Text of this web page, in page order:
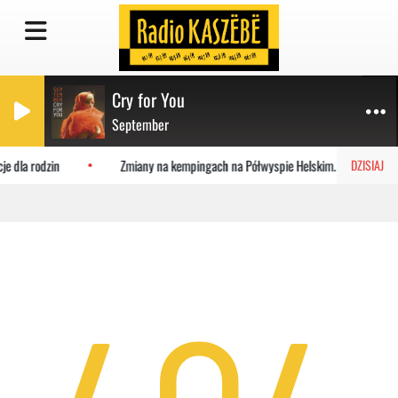
Cry for You
September
DZISIAJ
dla rodzin Zmiany na kempingach na Półwyspie Helskim. Powstaje